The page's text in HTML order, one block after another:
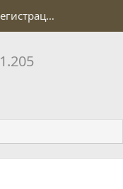
Регистрация
1.205